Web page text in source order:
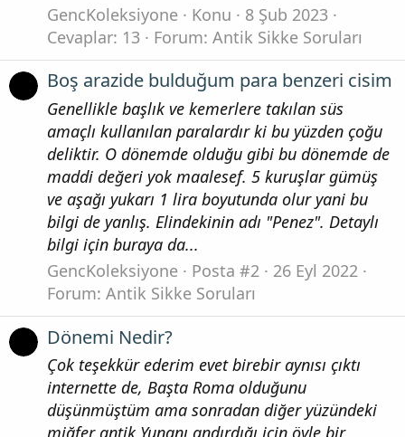
GencKoleksiyone
Konu
8 Şub 2023
Cevaplar: 13
Forum: Antik Sikke Soruları
Boş arazide bulduğum para benzeri cisim
Genellikle başlık ve kemerlere takılan süs
amaçlı kullanılan paralardır ki bu yüzden çoğu
deliktir. O dönemde olduğu gibi bu dönemde de
maddi değeri yok maalesef. 5 kuruşlar gümüş
ve aşağı yukarı 1 lira boyutunda olur yani bu
bilgi de yanlış. Elindekinin adı "Penez". Detaylı
bilgi için buraya da...
GencKoleksiyone
Posta #2
26 Eyl 2022
Forum: Antik Sikke Soruları
Dönemi Nedir?
Çok teşekkür ederim evet birebir aynısı çıktı
internette de, Başta Roma olduğunu
düşünmüştüm ama sonradan diğer yüzündeki
miğfer antik Yunanı andırdığı için öyle bir